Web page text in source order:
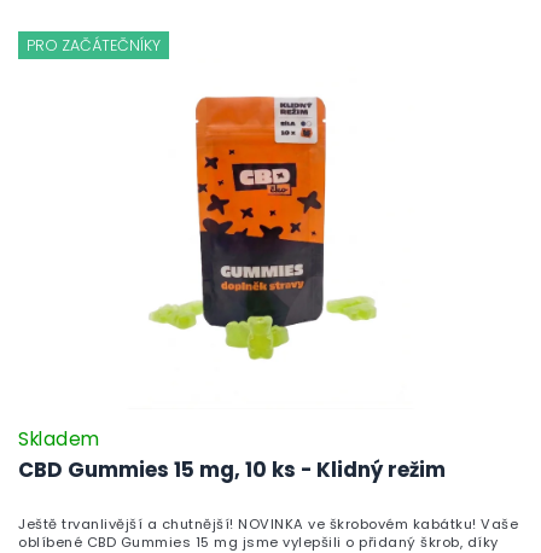
PRO ZAČÁTEČNÍKY
CBD Gummies 15 mg, 10 ks - Klidný režim
Skladem
Ještě trvanlivější a chutnější! NOVINKA ve škrobovém kabátku! Vaše
oblíbené CBD Gummies 15 mg jsme vylepšili o přidaný škrob, díky